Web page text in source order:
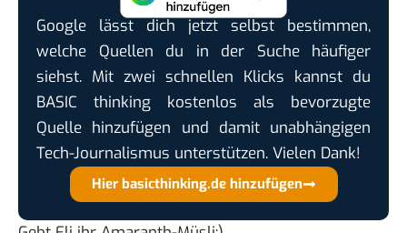
Google lässt dich jetzt selbst bestimmen,
welche Quellen du in der Suche häufiger
siehst. Mit zwei schnellen Klicks kannst du
BASIC thinking kostenlos als bevorzugte
Quelle hinzufügen und damit unabhängigen
Tech-Journalismus unterstützen. Vielen Dank!
Hier basicthinking.de hinzufügen